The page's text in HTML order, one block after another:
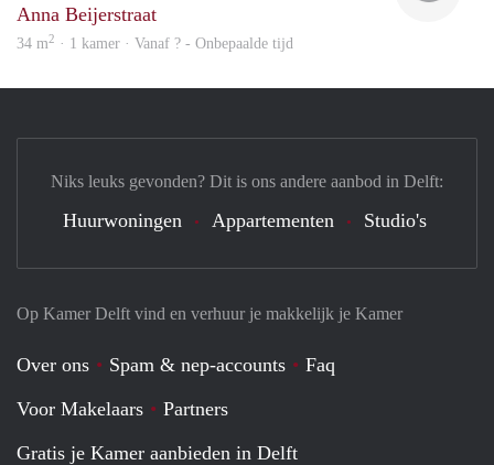
Anna Beijerstraat
34 m2 · 1 kamer · Vanaf ? - Onbepaalde tijd
Op Kamer Delft vind en verhuur je makkelijk je Kamer
Over ons Spam & nep-accounts
Faq
Voor Makelaars
Partners
Gratis je Kamer aanbieden in Delft
Niks leuks gevonden? Dit is ons andere aanbod in Delft:
Huurwoningen Appartementen Studio's